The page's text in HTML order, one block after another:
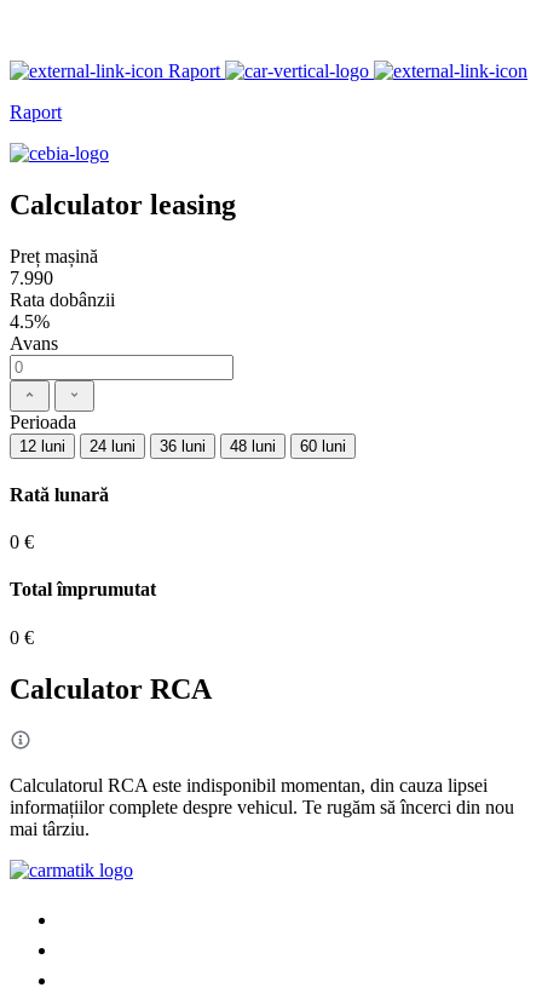
Raport
Raport
Calculator leasing
Preț mașină
7.990
Rata dobânzii
4.5%
Avans
Perioada
12 luni 24 luni 36 luni 48 luni 60 luni
Rată lunară
0 €
Total împrumutat
0 €
Calculator RCA
Calculatorul RCA este indisponibil momentan, din cauza lipsei
informațiilor complete despre vehicul. Te rugăm să încerci din nou
mai târziu.